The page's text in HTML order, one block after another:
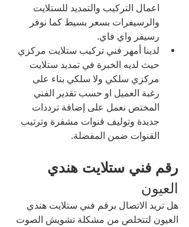
اعمال التركيب والتمديد للستلايت
والرسيفرات بسعر بسيط كما نوفر
رسيفر واي فاي.
لدينا أمهر فني تركيب ستلايت مركزي
حيث لديه الخبرة في تمديد ستلايت
مركزي سلكي ولا سلكي بناء على
رغبة العميل او حسب تقدير الفني
المختص نعمل على إضافة ترددات
جديدة وتوليف قنوات مشفرة وترتيب
القنوات ضمن المفضلة.
رقم فني ستلايت هندي
العيون
هل تريد الاتصال برقم فني ستلايت هندي
العيون لتتخلص من مشكلة تشويش الصوت